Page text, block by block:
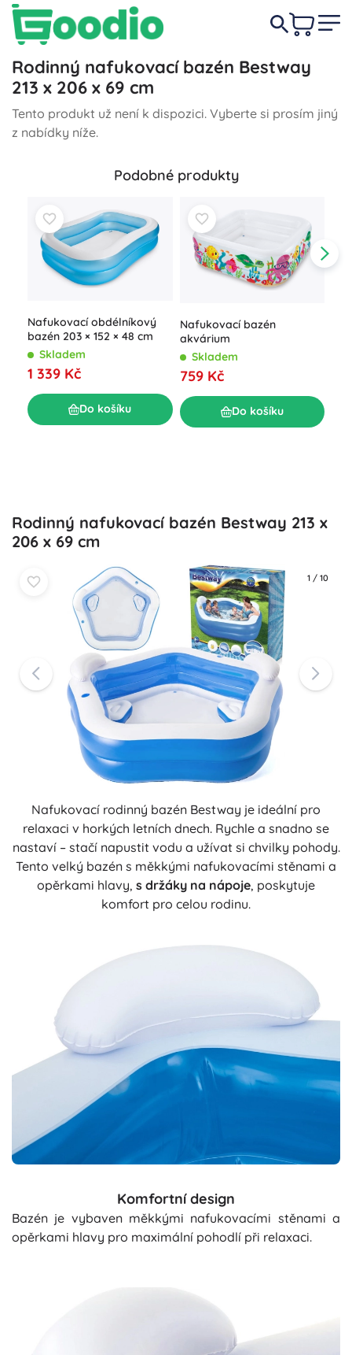
Rodinný nafukovací bazén Bestway
213 x 206 x 69 cm
Tento produkt už není k dispozici. Vyberte si prosím jiný
z nabídky níže.
Podobné produkty
Nafukovací obdélníkový
bazén 203 × 152 × 48 cm
Skladem
1 339 Kč
Do košíku
Nafukovací bazén
akvárium
Skladem
759 Kč
Do košíku
Rodinný nafukovací bazén Bestway 213 x
206 x 69 cm
1 / 10
Nafukovací rodinný bazén Bestway je ideální pro
relaxaci v horkých letních dnech. Rychle a snadno se
nastaví – stačí napustit vodu a užívat si chvilky pohody.
Tento velký bazén s měkkými nafukovacími stěnami a
opěrkami hlavy, s držáky na nápoje, poskytuje
komfort pro celou rodinu.
Komfortní design
Bazén je vybaven měkkými nafukovacími stěnami a
opěrkami hlavy pro maximální pohodlí při relaxaci.